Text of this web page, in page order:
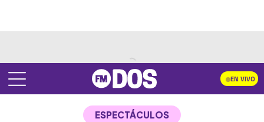
EN VIVO
ESPECTÁCULOS